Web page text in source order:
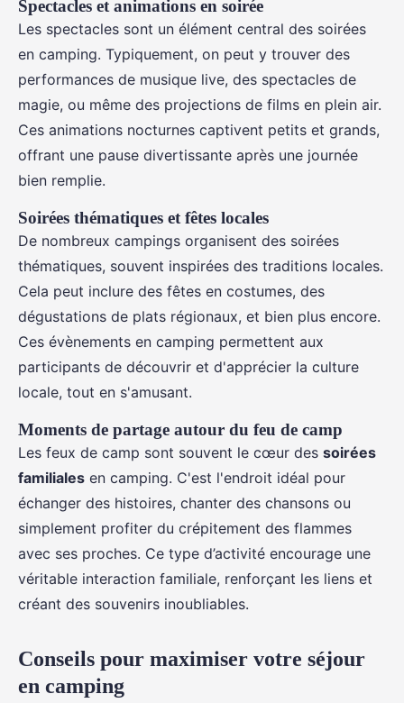
Spectacles et animations en soirée
Les spectacles sont un élément central des soirées
en camping. Typiquement, on peut y trouver des
performances de musique live, des spectacles de
magie, ou même des projections de films en plein air.
Ces animations nocturnes captivent petits et grands,
offrant une pause divertissante après une journée
bien remplie.
Soirées thématiques et fêtes locales
De nombreux campings organisent des soirées
thématiques, souvent inspirées des traditions locales.
Cela peut inclure des fêtes en costumes, des
dégustations de plats régionaux, et bien plus encore.
Ces évènements en camping permettent aux
participants de découvrir et d'apprécier la culture
locale, tout en s'amusant.
Moments de partage autour du feu de camp
Les feux de camp sont souvent le cœur des soirées
familiales en camping. C'est l'endroit idéal pour
échanger des histoires, chanter des chansons ou
simplement profiter du crépitement des flammes
avec ses proches. Ce type d’activité encourage une
véritable interaction familiale, renforçant les liens et
créant des souvenirs inoubliables.
Conseils pour maximiser votre séjour
en camping